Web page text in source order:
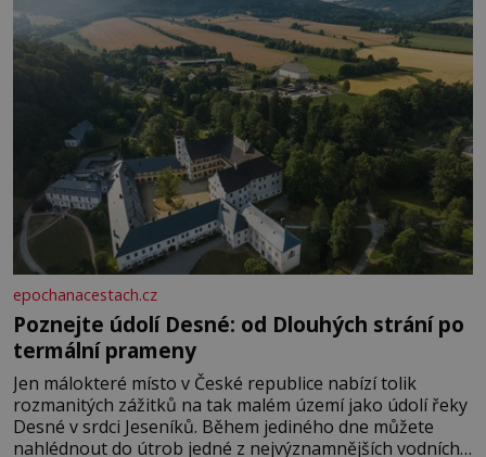
epochanacestach.cz
Poznejte údolí Desné: od Dlouhých strání po
termální prameny
Jen málokteré místo v České republice nabízí tolik
rozmanitých zážitků na tak malém území jako údolí řeky
Desné v srdci Jeseníků. Během jediného dne můžete
nahlédnout do útrob jedné z nejvýznamnějších vodních